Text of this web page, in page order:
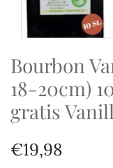
Bourbon
18-20cm)
gratis
€19,98